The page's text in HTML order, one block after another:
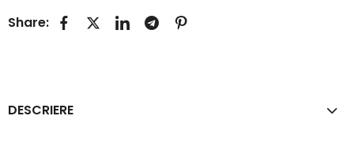
Share:
DESCRIERE